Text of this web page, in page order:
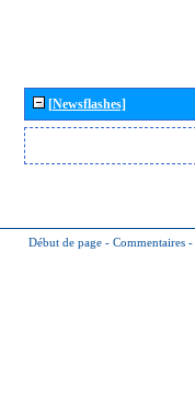
[Newsflashes]
Début de page - Commentaires -